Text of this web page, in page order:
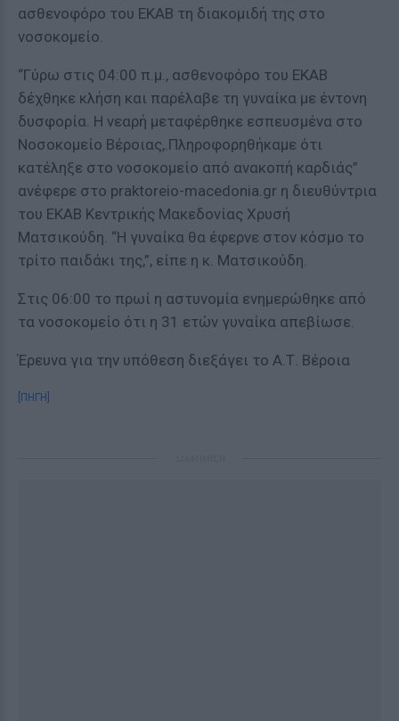
ασθενοφόρο του ΕΚΑΒ τη διακομιδή της στο
νοσοκομείο.
“Γύρω στις 04:00 π.μ., ασθενοφόρο του ΕΚΑΒ
δέχθηκε κλήση και παρέλαβε τη γυναίκα με έντονη
δυσφορία. Η νεαρή μεταφέρθηκε εσπευσμένα στο
Νοσοκομείο Βέροιας,.Πληροφορηθήκαμε ότι
κατέληξε στο νοσοκομείο από ανακοπή καρδιάς”
ανέφερε στο praktoreio-macedonia.gr η διευθύντρια
του ΕΚΑΒ Κεντρικής Μακεδονίας Χρυσή
Ματσικούδη. “Η γυναίκα θα έφερνε στον κόσμο το
τρίτο παιδάκι της,”, είπε η κ. Ματσικούδη.
Στις 06:00 το πρωί η αστυνομία ενημερώθηκε από
τα νοσοκομείο ότι η 31 ετών γυναίκα απεβίωσε.
Έρευνα για την υπόθεση διεξάγει το Α.Τ. Βέροια
[ΠΗΓΗ]